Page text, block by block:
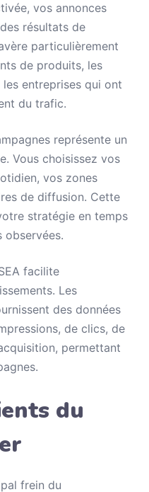
vos annonces
résultats de
particulièrement
de produits, les
entreprises qui ont
du trafic.
représente un
Vous choisissez vos
vos zones
de diffusion. Cette
stratégie en temps
observées.
facilite
Les
des données
de clics, de
permettant
du
frein du